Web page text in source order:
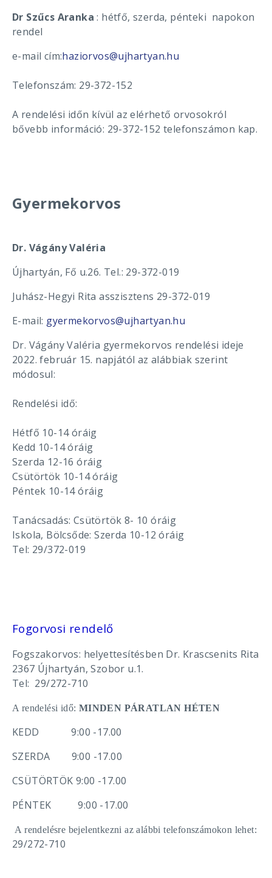
Dr Szűcs Aranka : hétfő, szerda, pénteki napokon
rendel
e-mail cím:haziorvos@ujhartyan.hu
Telefonszám: 29-372-152
A rendelési időn kívül az elérhető orvosokról
bővebb információ: 29-372-152 telefonszámon kap.
Gyermekorvos
Dr. Vágány Valéria
Újhartyán, Fő u.26. Tel.: 29-372-019
Juhász-Hegyi Rita asszisztens 29-372-019
E-mail: gyermekorvos@ujhartyan.hu
Dr. Vágány Valéria gyermekorvos rendelési ideje
2022. február 15. napjától az alábbiak szerint
módosul:
Rendelési idő:
Hétfő 10-14 óráig
Kedd 10-14 óráig
Szerda 12-16 óráig
Csütörtök 10-14 óráig
Péntek 10-14 óráig
Tanácsadás: Csütörtök 8- 10 óráig
Iskola, Bölcsőde: Szerda 10-12 óráig
Tel: 29/372-019
Fogorvosi rendelő
Fogszakorvos: helyettesítésben Dr. Krascsenits Rita
2367 Újhartyán, Szobor u.1.
Tel: 29/272-710
A rendelési idő: MINDEN PÁRATLAN HÉTEN
KEDD 9:00 -17.00
SZERDA 9:00 -17.00
CSÜTÖRTÖK 9:00 -17.00
PÉNTEK 9:00 -17.00
A rendelésre bejelentkezni az alábbi telefonszámokon lehet:
29/272-710